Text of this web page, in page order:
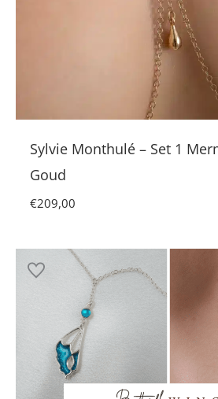
Sylvie Monthulé – Set 1
Goud
€209,00